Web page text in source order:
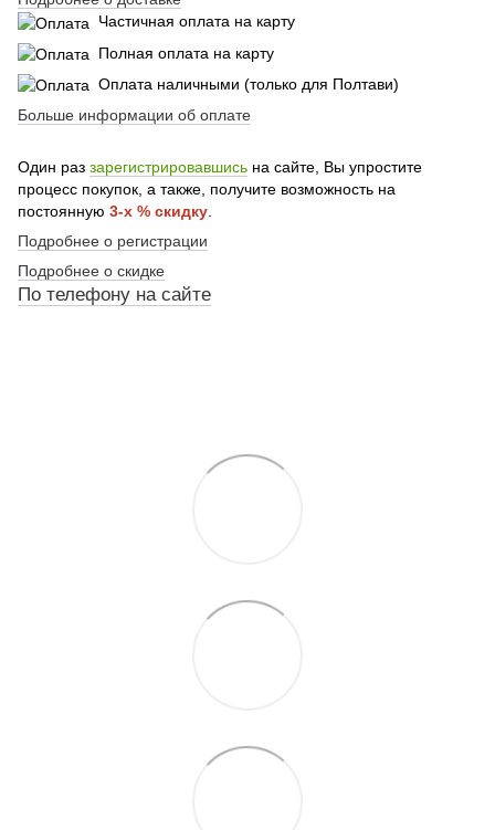
Частичная оплата на карту
Полная оплата на карту
Оплата наличными (только для Полтави)
Больше информации об оплате
Один раз зарегистрировавшись на сайте, Вы упростите
процесс покупок, а также, получите возможность на
постоянную 3-х % скидку
Подробнее о регистрации
Подробнее о скидке
По телефону на сайте